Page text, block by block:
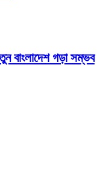
বাংলাদেশ গড়া সম্ভব